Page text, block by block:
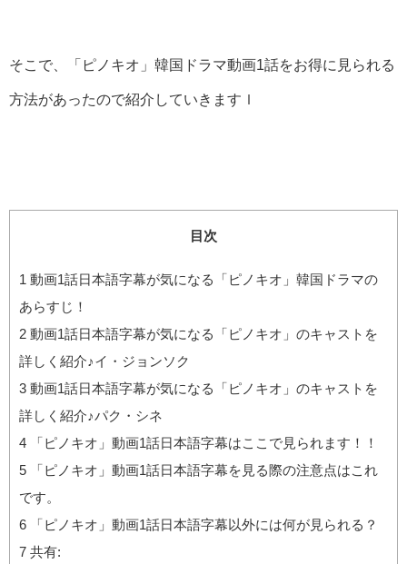
そこで、「ピノキオ」韓国ドラマ動画1話をお得に見られる
方法があったので紹介していきますｌ
目次
1 動画1話日本語字幕が気になる「ピノキオ」韓国ドラマの
あらすじ！
2 動画1話日本語字幕が気になる「ピノキオ」のキャストを
詳しく紹介♪イ・ジョンソク
3 動画1話日本語字幕が気になる「ピノキオ」のキャストを
詳しく紹介♪パク・シネ
4 「ピノキオ」動画1話日本語字幕はここで見られます！！
5 「ピノキオ」動画1話日本語字幕を見る際の注意点はこれ
です。
6 「ピノキオ」動画1話日本語字幕以外には何が見られる？
7 共有: